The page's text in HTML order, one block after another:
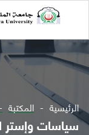
الرئيسية المكتبة
سياسات وإستر